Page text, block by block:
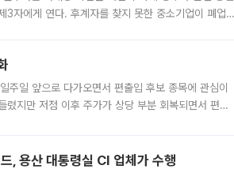
3자에게 연다. 후계자를 찾지 못한 중소기업이 폐업
일 앞으로 다가오면서 편출입 후보 종목에 관심이
지만 저점 이후 주가가 상당 부분 회복되면서 편입
용산 대통령실 CI 업체가 수행